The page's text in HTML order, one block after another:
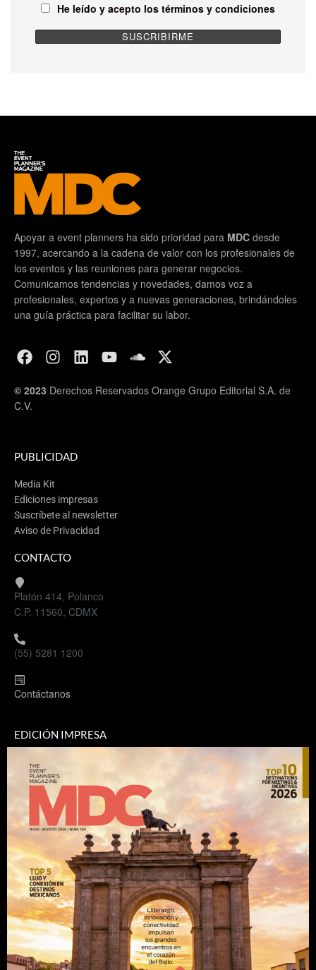
He leído y acepto los términos y condiciones
Apoyar a event planners ha sido prioridad para MDC desde
1997, acercando a la cadena de valor con los profesionales de
los eventos y las reuniones para generar negocios.
Comunicamos tendencias y novedades, damos voz a
profesionales, expertos y a nuevas generaciones, brindándoles
una guía práctica para facilitar su labor.
© 2023 Derechos Reservados Orange Grupo Editorial S.A. de
C.V.
PUBLICIDAD
Media Kit
Ediciones impresas
Suscríbete al newsletter
Aviso de Privacidad
CONTACTO
Platón 414, Polanco
C.P. 11560, CDMX
(55) 5281 1200
Contáctanos
EDICIÓN IMPRESA